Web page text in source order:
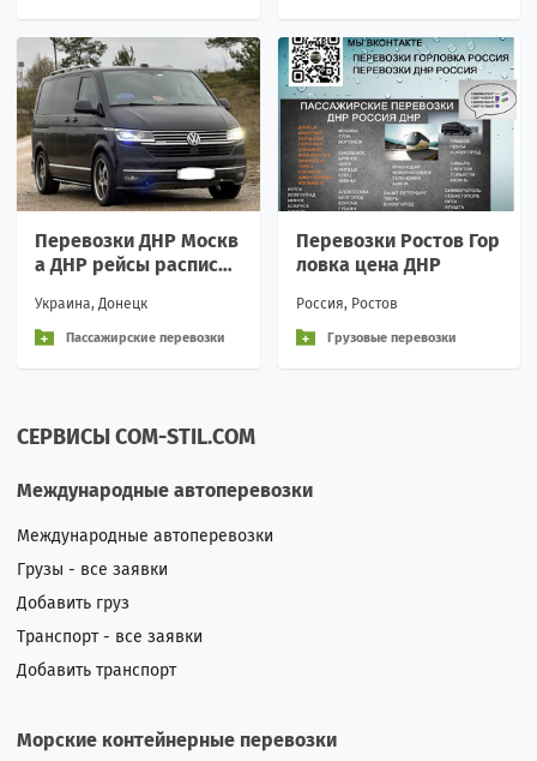
Перевозки ДНР Москв
а ДНР рейсы расписан
Украина, Донецк
Пассажирские перевозки
Перевозки Ростов Гор
ловка цена ДНР
Россия, Ростов
Грузовые перевозки
СЕРВИСЫ COM-STIL.COM
Международные автоперевозки
Международные автоперевозки
Грузы - все заявки
Добавить груз
Транспорт - все заявки
Добавить транспорт
Морские контейнерные перевозки